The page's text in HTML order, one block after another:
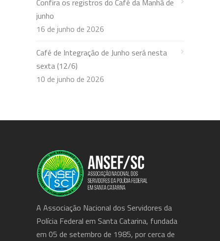
Confira os registros do Café da Manhã de
junho
16 de junho de 2026
Café de Integração de Junho será nesta
sexta (12/6)
10 de junho de 2026
A Associação Nacional dos Servidores da
Polícia Federal em Santa Catarina, fundada
em 05 de setembro de 1985, por cerca de